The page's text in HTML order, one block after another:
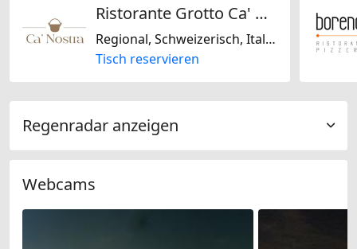
Ristorante Grotto Ca' Nostra
Regional, Schweizerisch, Italienisch
Tisch reservieren
Regenradar anzeigen
Webcams